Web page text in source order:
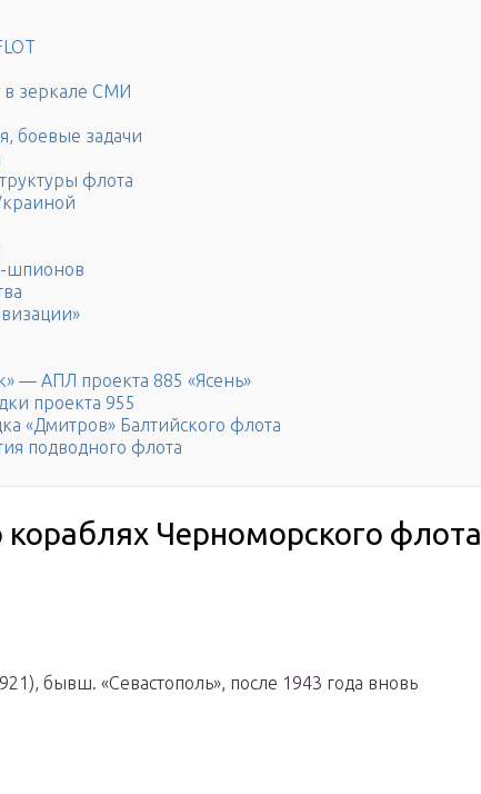
зеркале СМИ
боевые задачи
флота
шпионов
— АПЛ проекта 885 «Ясень»
проекта 955
«Дмитров» Балтийского флота
подводного флота
кораблях Черноморского флота
бывш. «Севастополь», после 1943 года вновь